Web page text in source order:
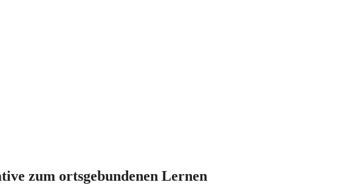
zum ortsgebundenen Lernen